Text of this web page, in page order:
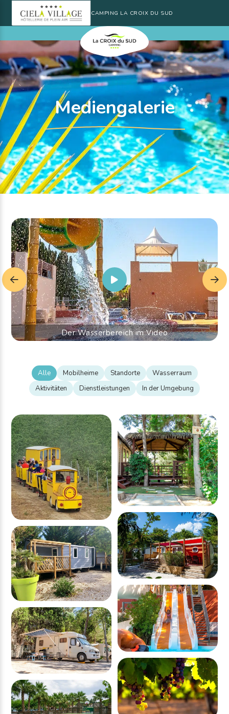
CAMPING LA CROIX DU SUD
Mediengalerie
Der Wasserbereich im Video
Alle Mobilheime Standorte
Wasserraum
Aktivitäten
Dienstleistungen In der Umgebung